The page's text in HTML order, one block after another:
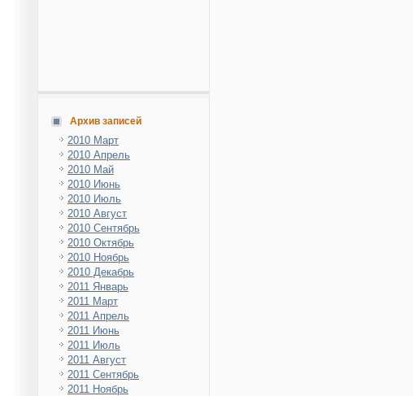
Архив записей
2010 Март
2010 Апрель
2010 Май
2010 Июнь
2010 Июль
2010 Август
2010 Сентябрь
2010 Октябрь
2010 Ноябрь
2010 Декабрь
2011 Январь
2011 Март
2011 Апрель
2011 Июнь
2011 Июль
2011 Август
2011 Сентябрь
2011 Ноябрь